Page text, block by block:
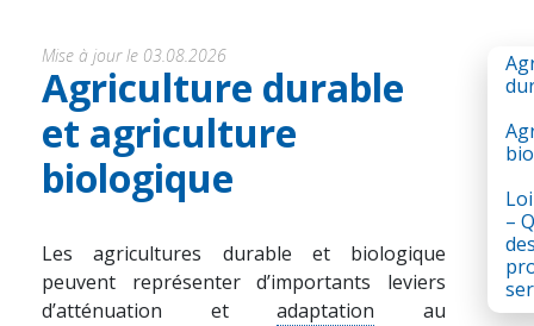
Mise à jour le 03.08.2026
Agriculture durable
et agriculture
biologique
Les agricultures durable et biologique
peuvent représenter d’importants leviers
d’atténuation etadaptation au
–